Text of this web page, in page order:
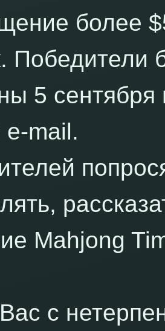
более
Победители
5
mail.
Mahjong
с